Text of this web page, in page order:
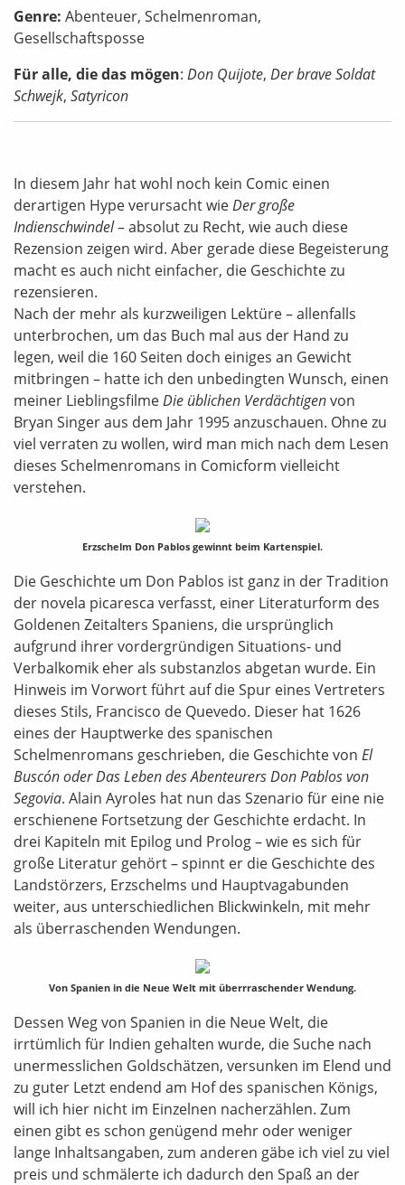
Genre: Abenteuer, Schelmenroman,
Gesellschaftsposse
Für alle, die das mögen: Don Quijote, Der brave Soldat
Schwejk, Satyricon
In diesem Jahr hat wohl noch kein Comic einen
derartigen Hype verursacht wieDer große
Indienschwindel– absolut zu Recht, wie auch diese
Rezension zeigen wird. Aber gerade diese Begeisterung
macht es auch nicht einfacher, die Geschichte zu
rezensieren.
Nach der mehr als kurzweiligen Lektüre – allenfalls
unterbrochen, um das Buch mal aus der Hand zu
legen, weil die 160 Seiten doch einiges an Gewicht
mitbringen – hatte ich den unbedingten Wunsch, einen
meiner LieblingsfilmeDie üblichen Verdächtigenvon
Bryan Singer aus dem Jahr 1995 anzuschauen. Ohne zu
viel verraten zu wollen, wird man mich nach dem Lesen
dieses Schelmenromans in Comicform vielleicht
verstehen.
Erzschelm Don Pablos gewinnt beim Kartenspiel.
Die Geschichte um Don Pablos ist ganz in der Tradition
der novela picaresca verfasst, einer Literaturform des
Goldenen Zeitalters Spaniens, die ursprünglich
aufgrund ihrer vordergründigen Situations- und
Verbalkomik eher als substanzlos abgetan wurde. Ein
Hinweis im Vorwort führt auf die Spur eines Vertreters
dieses Stils, Francisco de Quevedo. Dieser hat 1626
eines der Hauptwerke des spanischen
Schelmenromans geschrieben, die Geschichte von El
Buscón oder Das Leben des Abenteurers Don Pablos von
Segovia. Alain Ayroles hat nun das Szenario für eine nie
erschienene Fortsetzung der Geschichte erdacht. In
drei Kapiteln mit Epilog und Prolog – wie es sich für
große Literatur gehört – spinnt er die Geschichte des
Landstörzers, Erzschelms und Hauptvagabunden
weiter, aus unterschiedlichen Blickwinkeln, mit mehr
als überraschenden Wendungen.
Von Spanien in die Neue Welt mit überrraschender Wendung.
Dessen Weg von Spanien in die Neue Welt, die
irrtümlich für Indien gehalten wurde, die Suche nach
unermesslichen Goldschätzen, versunken im Elend und
zu guter Letzt endend am Hof des spanischen Königs,
will ich hier nicht im Einzelnen nacherzählen. Zum
einen gibt es schon genügend mehr oder weniger
lange Inhaltsangaben, zum anderen gäbe ich viel zu viel
preis und schmälerte ich dadurch den Spaß an der